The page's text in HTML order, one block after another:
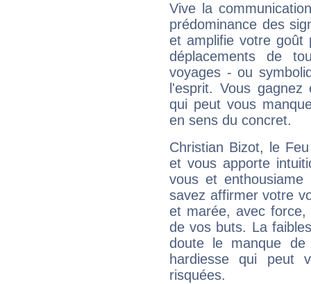
Vive la
prédominance des
et amplifie votre goût
déplacements de
voyages - ou
l'esprit. Vous
qui peut vous
en sens du concret.
Christian Bizot, le
et vous apporte
vous et
savez affirmer votre
et marée, avec
de vos buts. La
doute le manque
hardiesse qui peut
risquées.